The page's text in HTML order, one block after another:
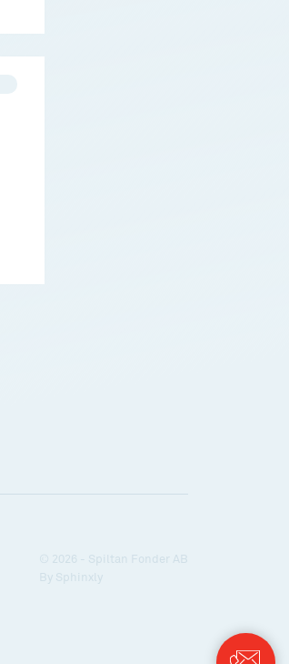
© 2026 - Spiltan Fonder AB
By Sphinxly